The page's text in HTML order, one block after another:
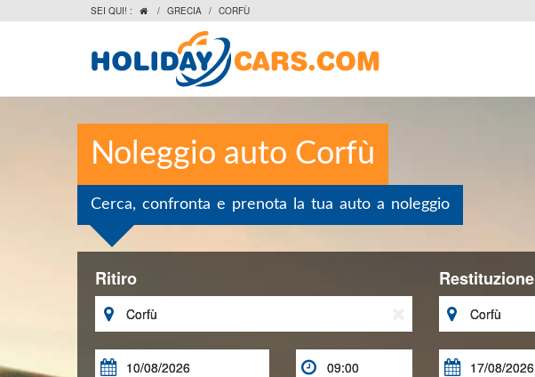
SEI QUI! :  / GRECIA / CORFÙ
Noleggio auto Corfù
Cerca, confronta e prenota la tua auto a noleggio
Ritiro

 
Restituzione

